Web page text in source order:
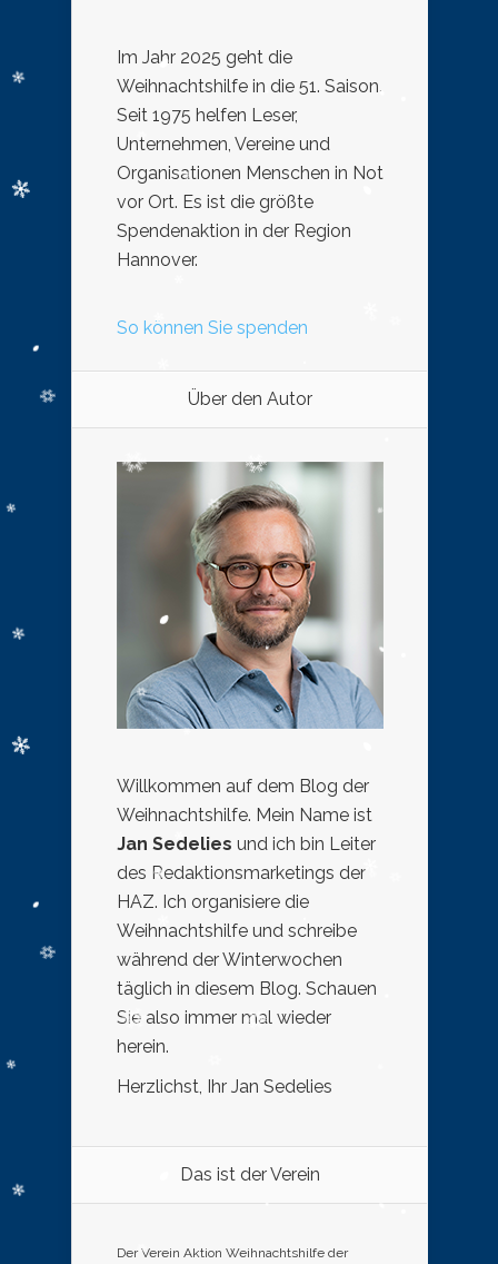
Im Jahr 2025 geht die
Weihnachtshilfe in die 51. Saison.
Seit 1975 helfen Leser,
Unternehmen, Vereine und
Organisationen Menschen in Not
vor Ort. Es ist die größte
Spendenaktion in der Region
Hannover.
So können Sie spenden
Über den Autor
Willkommen auf dem Blog der
Weihnachtshilfe. Mein Name ist
Jan Sedelies und ich bin Leiter
des Redaktionsmarketings der
HAZ. Ich organisiere die
Weihnachtshilfe und schreibe
während der Winterwochen
täglich in diesem Blog. Schauen
Sie also immer mal wieder
herein.
Herzlichst, Ihr Jan Sedelies
Das ist der Verein
Der Verein Aktion Weihnachtshilfe der